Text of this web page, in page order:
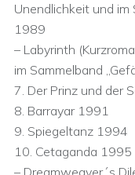
Unendlichkeit und im
1989
– Labyrinth
im Sammelband
7. Der Prinz und der
8. Barrayar 1991
9. Spiegeltanz 1994
10. Cetaganda 1995
– Dreamweaver´s